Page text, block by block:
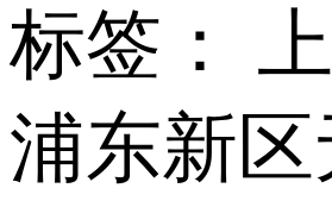
标签：
浦东新